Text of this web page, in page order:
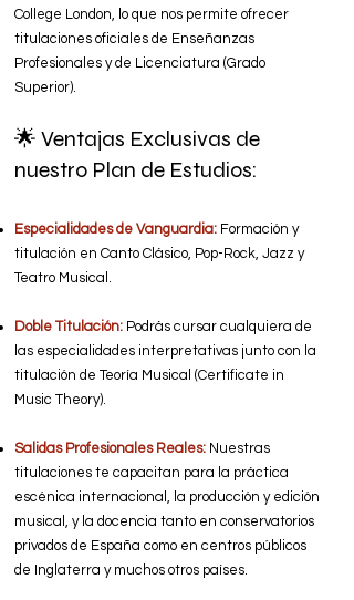
College London, lo que nos permite ofrecer
titulaciones oficiales de Enseñanzas
Profesionales y de Licenciatura (Grado
Superior).
🌟 Ventajas Exclusivas de
nuestro Plan de Estudios:
Especialidades de Vanguardia: Formación y
titulación en Canto Clásico, Pop-Rock, Jazz y
Teatro Musical.
Doble Titulación: Podrás cursar cualquiera de
las especialidades interpretativas junto con la
titulación de Teoría Musical (Certificate in
Music Theory).
Salidas Profesionales Reales: Nuestras
titulaciones te capacitan para la práctica
escénica internacional, la producción y edición
musical, y la docencia tanto en conservatorios
privados de España como en centros públicos
de Inglaterra y muchos otros países.